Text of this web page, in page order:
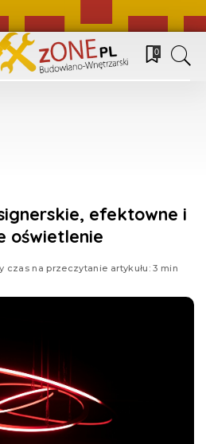
0
efektowne i
oświetlenie
czas na przeczytanie artykułu: 3 min